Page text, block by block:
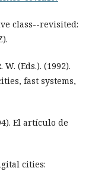
class--revisited:
(Eds.). (1992).
fast systems,
El artículo de
cities: